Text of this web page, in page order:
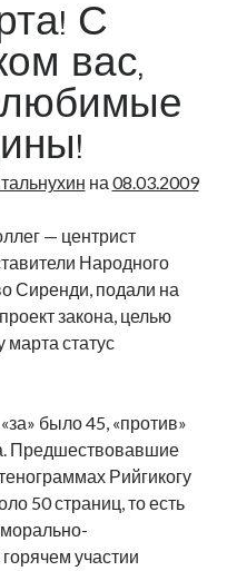
андрус ансип
видео
высказывание
С
вас,
на 08.03.2009
— центрист
Народного
Сиренди, подали на
закона, целью
марта статус
было 45, «против»
Предшествовавшие
Рийгикогу
50 страниц, то есть
участии